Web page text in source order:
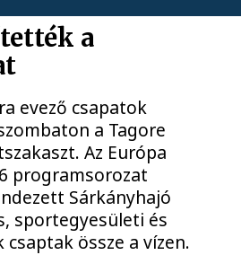
a
evező csapatok
a Tagore
Az Európa
programsorozat
Sárkányhajó
sportegyesületi és
össze a vízen.